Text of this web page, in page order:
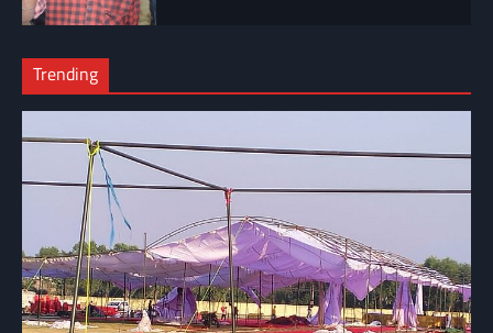
Trending